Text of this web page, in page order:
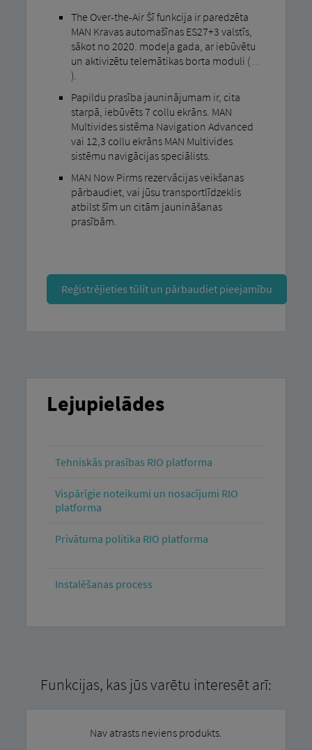
The Over-the-Air Šī funkcija ir paredzēta
MAN Kravas automašīnas ES27+3 valstīs,
sākot no 2020. modeļa gada, ar iebūvētu
un aktivizētu telemātikas borta moduli ( ...
).
Papildu prasība jauninājumam ir, cita
starpā, iebūvēts 7 collu ekrāns. MAN
Multivides sistēma Navigation Advanced
vai 12,3 collu ekrāns MAN Multivides
sistēmu navigācijas speciālists.
MAN Now Pirms rezervācijas veikšanas
pārbaudiet, vai jūsu transportlīdzeklis
atbilst šīm un citām jaunināšanas
prasībām.
Reģistrējieties tūlīt un pārbaudiet pieejamību
Lejupielādes
Tehniskās prasības RIO platforma
Vispārīgie noteikumi un nosacījumi RIO
platforma
Privātuma politika RIO platforma
Instalēšanas process
Funkcijas, kas jūs varētu interesēt arī:
Nav atrasts neviens produkts.